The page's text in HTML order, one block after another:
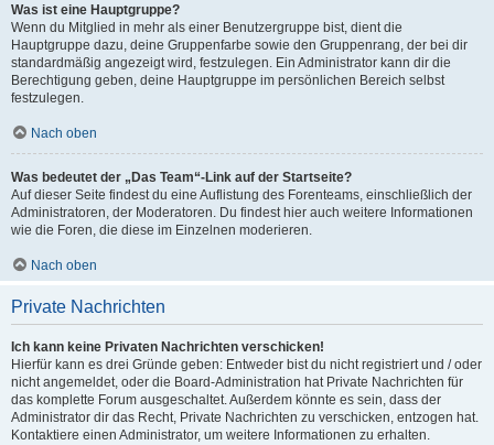
Was ist eine Hauptgruppe?
Wenn du Mitglied in mehr als einer Benutzergruppe bist, dient die
Hauptgruppe dazu, deine Gruppenfarbe sowie den Gruppenrang, der bei dir
standardmäßig angezeigt wird, festzulegen. Ein Administrator kann dir die
Berechtigung geben, deine Hauptgruppe im persönlichen Bereich selbst
festzulegen.
Nach oben
Was bedeutet der „Das Team“-Link auf der Startseite?
Auf dieser Seite findest du eine Auflistung des Forenteams, einschließlich der
Administratoren, der Moderatoren. Du findest hier auch weitere Informationen
wie die Foren, die diese im Einzelnen moderieren.
Nach oben
Private Nachrichten
Ich kann keine Privaten Nachrichten verschicken!
Hierfür kann es drei Gründe geben: Entweder bist du nicht registriert und / oder
nicht angemeldet, oder die Board-Administration hat Private Nachrichten für
das komplette Forum ausgeschaltet. Außerdem könnte es sein, dass der
Administrator dir das Recht, Private Nachrichten zu verschicken, entzogen hat.
Kontaktiere einen Administrator, um weitere Informationen zu erhalten.